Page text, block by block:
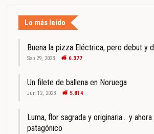
Lo más leído
Buena la pizza Eléctrica, pero debut y
Sep 29, 2023 6.377
Un filete de ballena en Noruega
Jun 12, 2023 5.814
Luma, flor sagrada y originaria… y
patagónico